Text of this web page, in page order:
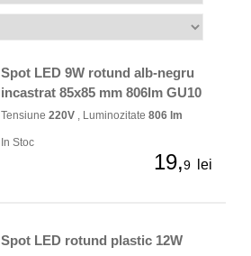
Spot LED 9W rotund alb-negru
incastrat 85x85 mm 806lm GU10
Tensiune 220V , Luminozitate 806 lm
In Stoc
19,9 lei
Spot LED rotund plastic 12W